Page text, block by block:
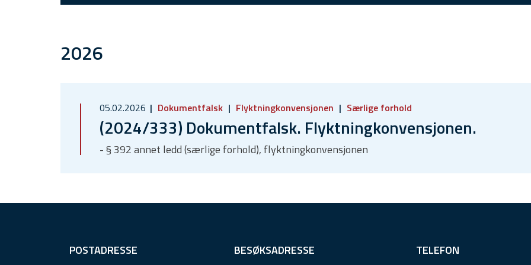
2026
05.02.2026 Dokumentfalsk Flyktningkonvensjonen Særlige forhold
(2024/333) Dokumentfalsk. Flyktningkonvensjonen.
- § 392 annet ledd (særlige forhold), flyktningkonvensjonen
POSTADRESSE BESØKSADRESSE TELEFON